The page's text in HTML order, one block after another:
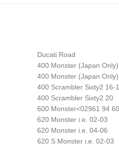
Ducati Road
400 Monster (Japan
400 Monster (Japan
400 Scrambler Sixty2 16-
400 Scrambler Sixty2 20
600 Monster<02961 94
620 Monster i.e. 02-03
620 Monster i.e. 04-06
620 S Monster i.e. 02-03